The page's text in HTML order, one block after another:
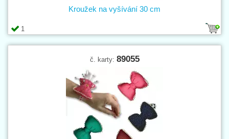
1
Kroužek na vyšívání 30 cm
č. karty: 89055